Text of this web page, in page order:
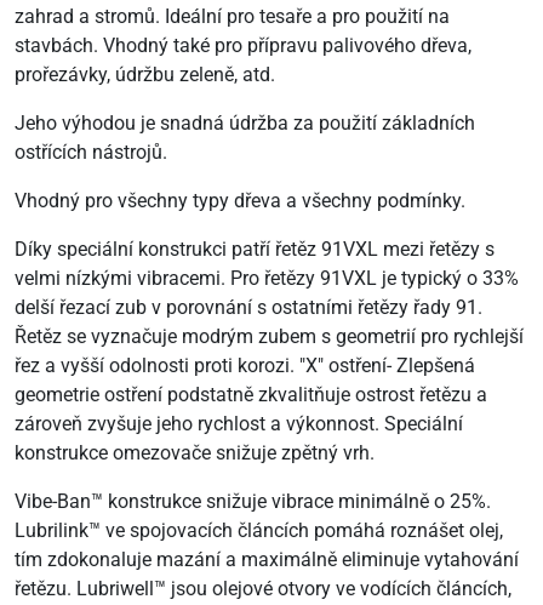
zahrad a stromů. Ideální pro tesaře a pro použití na
stavbách. Vhodný také pro přípravu palivového dřeva,
prořezávky, údržbu zeleně, atd.
Jeho výhodou je snadná údržba za použití základních
ostřících nástrojů.
Vhodný pro všechny typy dřeva a všechny podmínky.
Díky speciální konstrukci patří řetěz 91VXL mezi řetězy s
velmi nízkými vibracemi. Pro řetězy 91VXL je typický o 33%
delší řezací zub v porovnání s ostatními řetězy řady 91.
Řetěz se vyznačuje modrým zubem s geometrií pro rychlejší
řez a vyšší odolnosti proti korozi. "X" ostření- Zlepšená
geometrie ostření podstatně zkvalitňuje ostrost řetězu a
zároveň zvyšuje jeho rychlost a výkonnost. Speciální
konstrukce omezovače snižuje zpětný vrh.
Vibe-Ban™ konstrukce snižuje vibrace minimálně o 25%.
Lubrilink™ ve spojovacích článcích pomáhá roznášet olej,
tím zdokonaluje mazání a maximálně eliminuje vytahování
řetězu. Lubriwell™ jsou olejové otvory ve vodících článcích,